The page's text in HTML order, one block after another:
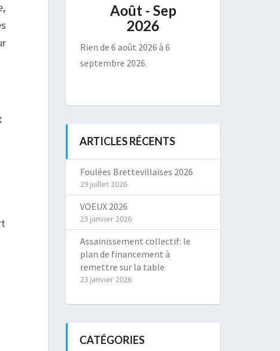
Août - Sep
2026
Rien de 6 août 2026 à 6
septembre 2026.
ARTICLES RÉCENTS
Foulées Brettevillaises 2026
29 juillet 2026
VOEUX 2026
23 janvier 2026
Assainissement collectif: le
plan de financement à
remettre sur la table
23 janvier 2026
CATÉGORIES